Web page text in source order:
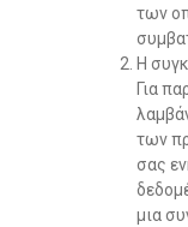
των
H
Για
των
σας
μια